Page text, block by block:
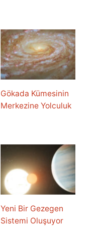
Gökada Kümesinin
Merkezine Yolculuk
Yeni Bir Gezegen
Sistemi Oluşuyor